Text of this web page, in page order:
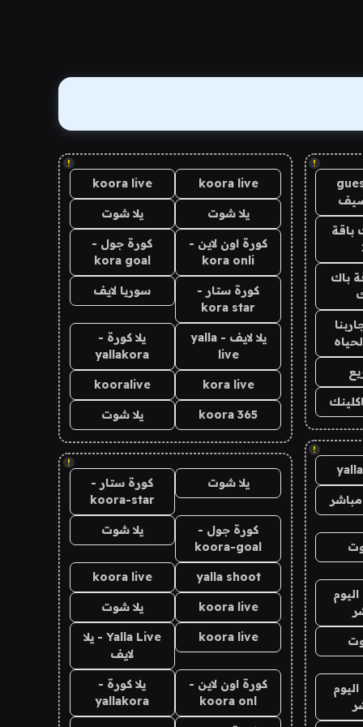
!
باقة
باك
!
!
koora live
koora live
يلا شوت يلا شوت
كورة اون لاين -
kora onli
كورة جول -
kora goal
كورة ستار -
kora star
سوريا لايف
يلا لايف - yalla
live
يلا كورة -
yallakora
kora live
kooralive
koora 365 يلا شوت
!
يلا شوت
كورة ستار -
koora-star
كورة جول -
koora-goal
يلا شوت
yalla shoot
koora live
koora live يلا شوت
koora live
Yalla Live - يلا
لايف
كورة اون لاين -
koora onl
يلا كورة -
yallakora